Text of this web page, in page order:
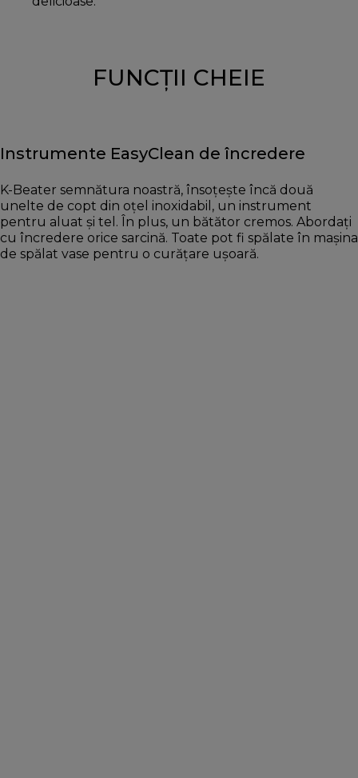
FUNCȚII CHEIE
Instrumente EasyClean de încredere
K-Beater semnătura noastră, însoțește încă două
unelte de copt din oțel inoxidabil, un instrument
pentru aluat și tel. În plus, un bătător cremos. Abordați
cu încredere orice sarcină. Toate pot fi spălate în maşina
de spălat vase pentru o curăţare uşoară.